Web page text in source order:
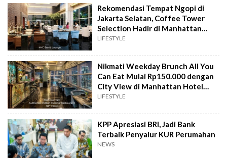
Rekomendasi Tempat Ngopi di
Jakarta Selatan, Coffee Tower
Selection Hadir di Manhattan
Hotel Jakarta
LIFESTYLE
Nikmati Weekday Brunch All You
Can Eat Mulai Rp150.000 dengan
City View di Manhattan Hotel
Jakarta
LIFESTYLE
KPP Apresiasi BRI, Jadi Bank
Terbaik Penyalur KUR Perumahan
NEWS